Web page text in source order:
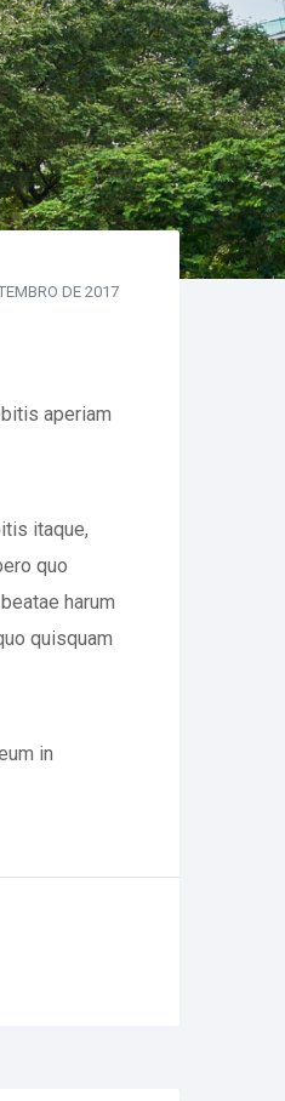
DE 2017
aperiam
itaque,
quo
harum
quisquam
in